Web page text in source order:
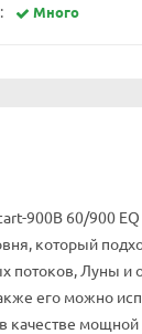
Много
900B 60/900
который
потоков, Луны и
его можно
качестве мощной